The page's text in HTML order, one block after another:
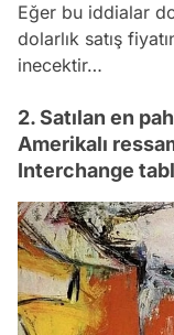
Eğer bu iddialar
dolarlık satış
inecektir…
2. Satılan en
Amerikalı
Interchange